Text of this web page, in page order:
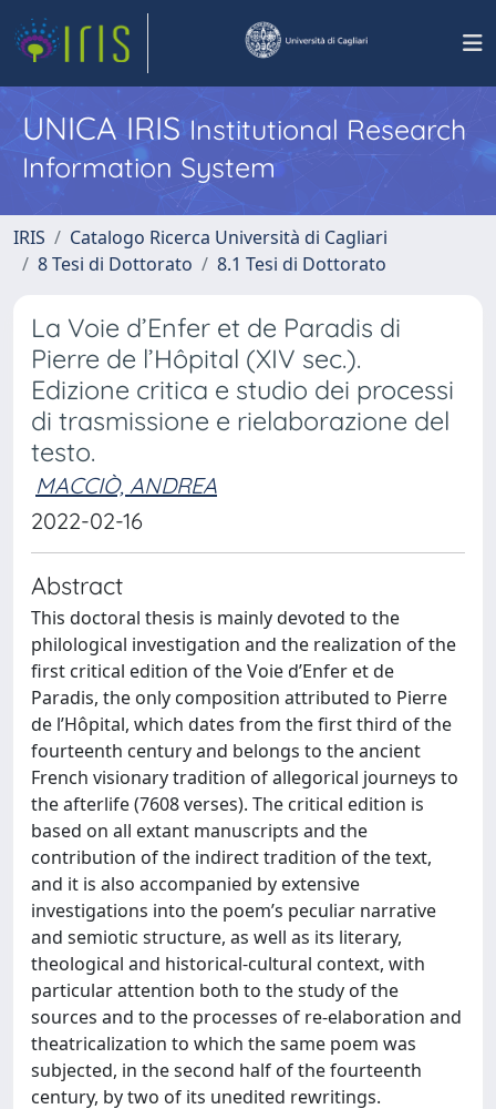
UNICA IRISInstitutional Research
Information System
IRIS
Catalogo Ricerca Università di Cagliari
8 Tesi di Dottorato
8.1 Tesi di Dottorato
La Voie d’Enfer et de Paradis di
Pierre de l’Hôpital (XIV sec.).
Edizione critica e studio dei processi
di trasmissione e rielaborazione del
testo.
MACCIÒ, ANDREA
2022-02-16
Abstract
This doctoral thesis is mainly devoted to the
philological investigation and the realization of the
first critical edition of the Voie d’Enfer et de
Paradis, the only composition attributed to Pierre
de l’Hôpital, which dates from the first third of the
fourteenth century and belongs to the ancient
French visionary tradition of allegorical journeys to
the afterlife (7608 verses). The critical edition is
based on all extant manuscripts and the
contribution of the indirect tradition of the text,
and it is also accompanied by extensive
investigations into the poem’s peculiar narrative
and semiotic structure, as well as its literary,
theological and historical-cultural context, with
particular attention both to the study of the
sources and to the processes of re-elaboration and
theatricalization to which the same poem was
subjected, in the second half of the fourteenth
century, by two of its unedited rewritings.